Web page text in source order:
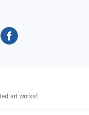
art works!